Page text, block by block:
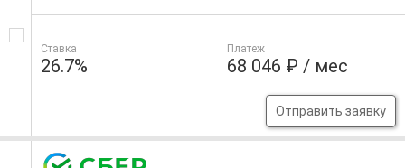
Ставка
26.7%
Платеж
68 046 ₽ / мес
Отправить заявку